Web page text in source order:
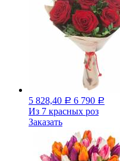
5 828,40 Р 6 790 Р
Из 7 красных роз
Заказать